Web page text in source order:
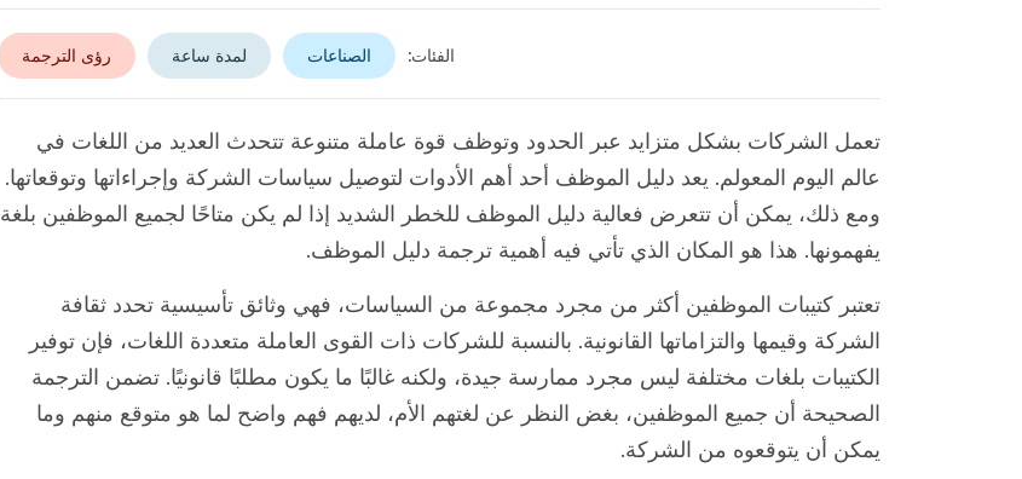
الفئات: الصناعات لمدة ساعة رؤى الترجمة
تعمل الشركات بشكل متزايد عبر الحدود وتوظف قوة عاملة متنوعة تتحدث العديد من اللغات في
عالم اليوم المعولم. يعد دليل الموظف أحد أهم الأدوات لتوصيل سياسات الشركة وإجراءاتها وتوقعاتها.
ومع ذلك، يمكن أن تتعرض فعالية دليل الموظف للخطر الشديد إذا لم يكن متاحًا لجميع الموظفين بلغة
يفهمونها. هذا هو المكان الذي تأتي فيه أهمية ترجمة دليل الموظف.
تعتبر كتيبات الموظفين أكثر من مجرد مجموعة من السياسات، فهي وثائق تأسيسية تحدد ثقافة
الشركة وقيمها والتزاماتها القانونية. بالنسبة للشركات ذات القوى العاملة متعددة اللغات، فإن توفير
الكتيبات بلغات مختلفة ليس مجرد ممارسة جيدة، ولكنه غالبًا ما يكون مطلبًا قانونيًا. تضمن الترجمة
الصحيحة أن جميع الموظفين، بغض النظر عن لغتهم الأم، لديهم فهم واضح لما هو متوقع منهم وما
يمكن أن يتوقعوه من الشركة.